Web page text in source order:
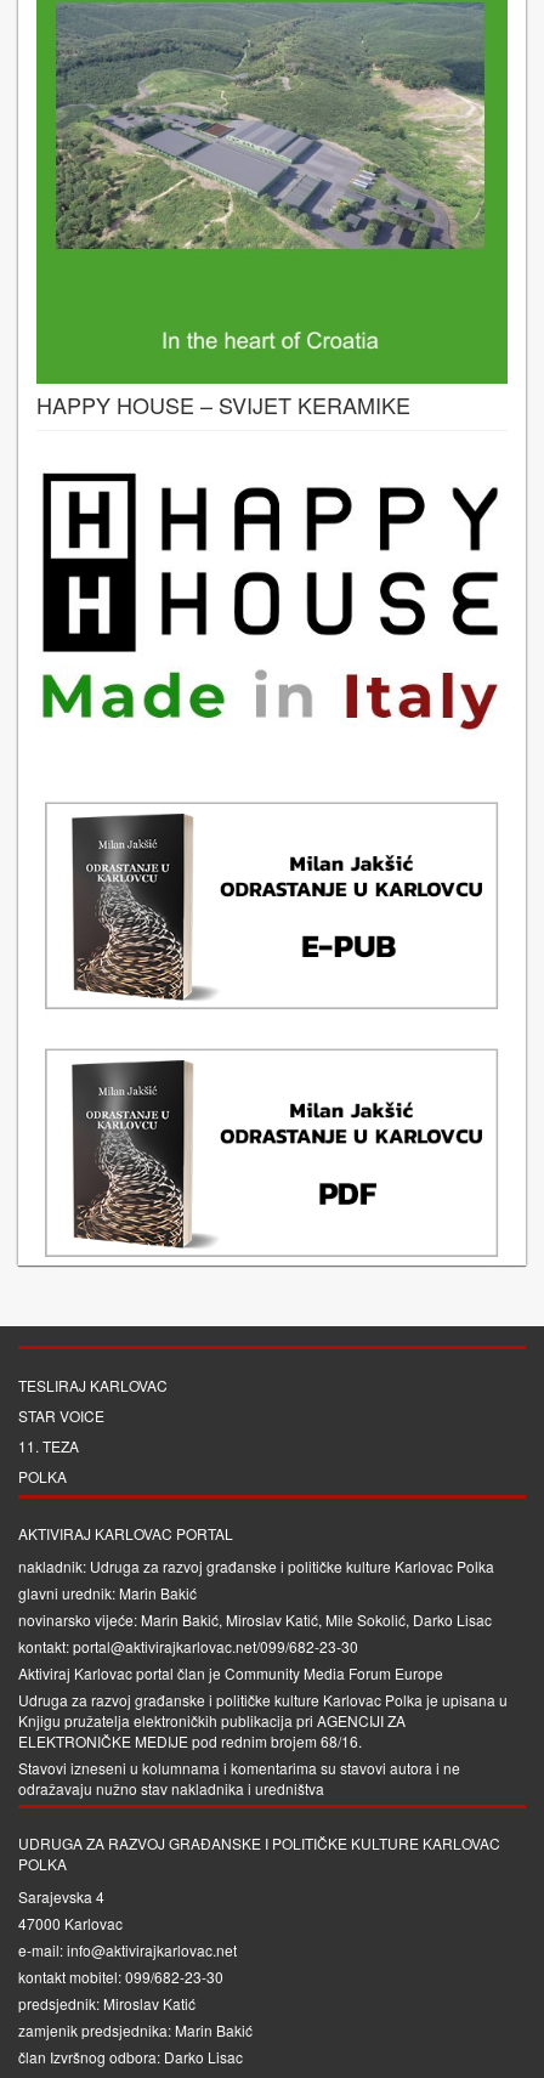
HAPPY HOUSE – SVIJET KERAMIKE
TESLIRAJ KARLOVAC
STAR VOICE
11. TEZA
POLKA
AKTIVIRAJ KARLOVAC PORTAL
nakladnik: Udruga za razvoj građanske i političke kulture Karlovac Polka
glavni urednik: Marin Bakić
novinarsko vijeće: Marin Bakić, Miroslav Katić, Mile Sokolić, Darko Lisac
kontakt: portal@aktivirajkarlovac.net/099/682-23-30
Aktiviraj Karlovac portal član je Community Media Forum Europe
Udruga za razvoj građanske i političke kulture Karlovac Polka je upisana u
Knjigu pružatelja elektroničkih publikacija pri AGENCIJI ZA
ELEKTRONIČKE MEDIJEpod rednim brojem 68/16.
Stavovi izneseni u kolumnama i komentarima su stavovi autora i ne
odražavaju nužno stav nakladnika i uredništva
UDRUGA ZA RAZVOJ GRAĐANSKE I POLITIČKE KULTURE KARLOVAC
POLKA
Sarajevska 4
47000 Karlovac
e-mail: info@aktivirajkarlovac.net
kontakt mobitel: 099/682-23-30
predsjednik: Miroslav Katić
zamjenik predsjednika: Marin Bakić
član Izvršnog odbora: Darko Lisac